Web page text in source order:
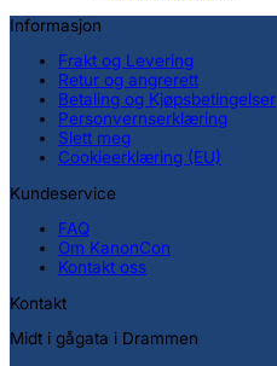
Informasjon
Frakt og Levering
Retur og angrerett
Betaling og Kjøpsbetingelser
Personvernserklæring
Slett meg
Cookieerklæring (EU)
Kundeservice
FAQ
Om KanonCon
Kontakt oss
Kontakt
Midt i gågata i Drammen